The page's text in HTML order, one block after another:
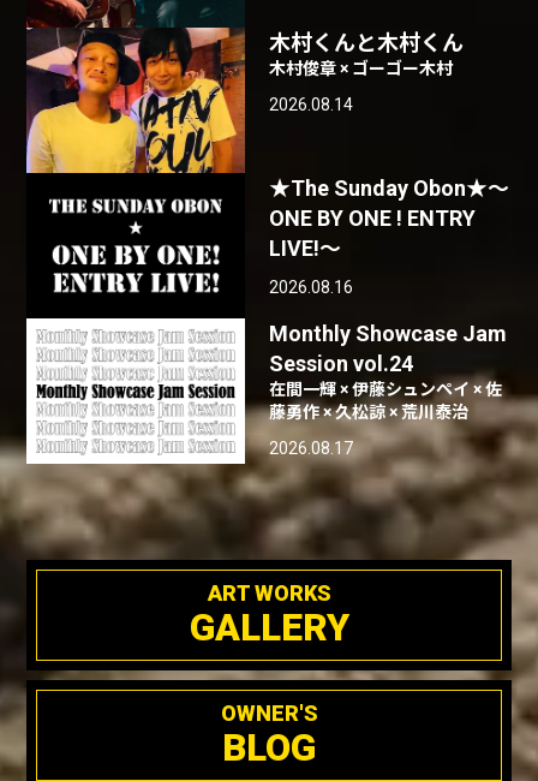
木村くんと木村くん
木村俊章 × ゴーゴー木村
2026.08.14
★The Sunday Obon★〜
ONE BY ONE ! ENTRY
LIVE!〜
2026.08.16
Monthly Showcase Jam
Session vol.24
在間一輝 × 伊藤シュンペイ × 佐
藤勇作 × 久松諒 × 荒川泰治
2026.08.17
ART WORKS
GALLERY
OWNER'S
BLOG